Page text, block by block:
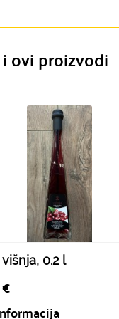
ovi proizvodi
0.2 l
€